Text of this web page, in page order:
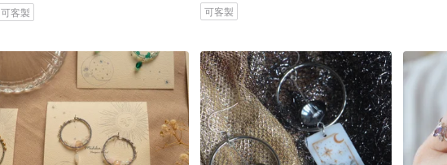
可客製 可客製